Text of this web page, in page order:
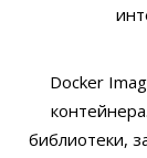
Docker
библиотеки,